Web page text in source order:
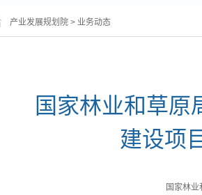
产业发展规划院 > 业务动态
国家林业和草原
建设项
国家林业